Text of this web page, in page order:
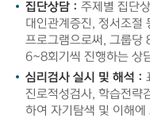
집단상담 : 주제별 집단
대인관계증진, 정서조절
프로그램으로써, 그룹당
6~8회기씩 진행하는 상
심리검사 실시 및 해석 :
진로적성검사, 학습전략
하여 자기탐색 및 이해